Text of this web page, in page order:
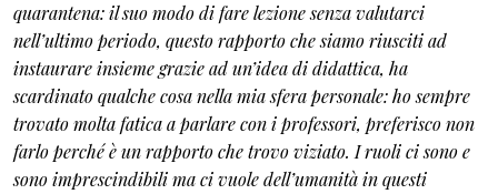
quarantena: il suo modo di fare lezione senza valutarci
nell’ultimo periodo, questo rapporto che siamo riusciti ad
instaurare insieme grazie ad un’idea di didattica, ha
scardinato qualche cosa nella mia sfera personale: ho sempre
trovato molta fatica a parlare con i professori, preferisco non
farlo perché è un rapporto che trovo viziato. I ruoli ci sono e
sono imprescindibili ma ci vuole dell’umanità in questi